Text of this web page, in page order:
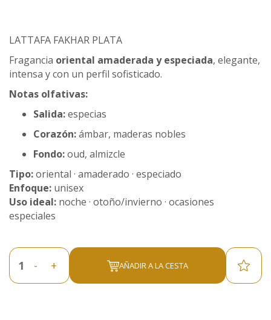
LATTAFA FAKHAR PLATA
Fragancia oriental amaderada y especiada, elegante,
intensa y con un perfil sofisticado.
Notas olfativas:
Salida:especias
Corazón:ámbar, maderas nobles
Fondo:oud, almizcle
Tipo:oriental · amaderado · especiado
Enfoque: unisex
Uso ideal: noche · otoño/invierno · ocasiones
especiales
- + AÑADIR A LA CESTA